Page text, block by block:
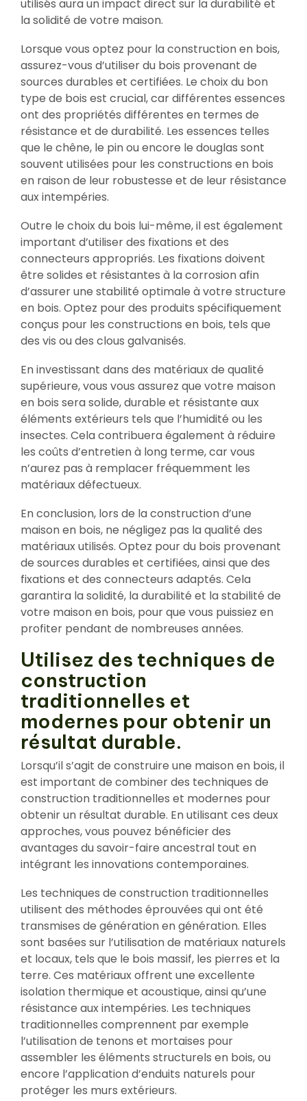
utilisés aura un impact direct sur la durabilité et
la solidité de votre maison.
Lorsque vous optez pour la construction en bois,
assurez-vous d’utiliser du bois provenant de
sources durables et certifiées. Le choix du bon
type de bois est crucial, car différentes essences
ont des propriétés différentes en termes de
résistance et de durabilité. Les essences telles
que le chêne, le pin ou encore le douglas sont
souvent utilisées pour les constructions en bois
en raison de leur robustesse et de leur résistance
aux intempéries.
Outre le choix du bois lui-même, il est également
important d’utiliser des fixations et des
connecteurs appropriés. Les fixations doivent
être solides et résistantes à la corrosion afin
d’assurer une stabilité optimale à votre structure
en bois. Optez pour des produits spécifiquement
conçus pour les constructions en bois, tels que
des vis ou des clous galvanisés.
En investissant dans des matériaux de qualité
supérieure, vous vous assurez que votre maison
en bois sera solide, durable et résistante aux
éléments extérieurs tels que l’humidité ou les
insectes. Cela contribuera également à réduire
les coûts d’entretien à long terme, car vous
n’aurez pas à remplacer fréquemment les
matériaux défectueux.
En conclusion, lors de la construction d’une
maison en bois, ne négligez pas la qualité des
matériaux utilisés. Optez pour du bois provenant
de sources durables et certifiées, ainsi que des
fixations et des connecteurs adaptés. Cela
garantira la solidité, la durabilité et la stabilité de
votre maison en bois, pour que vous puissiez en
profiter pendant de nombreuses années.
Utilisez des techniques de
construction
traditionnelles et
modernes pour obtenir un
résultat durable.
Lorsqu’il s’agit de construire une maison en bois, il
est important de combiner des techniques de
construction traditionnelles et modernes pour
obtenir un résultat durable. En utilisant ces deux
approches, vous pouvez bénéficier des
avantages du savoir-faire ancestral tout en
intégrant les innovations contemporaines.
Les techniques de construction traditionnelles
utilisent des méthodes éprouvées qui ont été
transmises de génération en génération. Elles
sont basées sur l’utilisation de matériaux naturels
et locaux, tels que le bois massif, les pierres et la
terre. Ces matériaux offrent une excellente
isolation thermique et acoustique, ainsi qu’une
résistance aux intempéries. Les techniques
traditionnelles comprennent par exemple
l’utilisation de tenons et mortaises pour
assembler les éléments structurels en bois, ou
encore l’application d’enduits naturels pour
protéger les murs extérieurs.